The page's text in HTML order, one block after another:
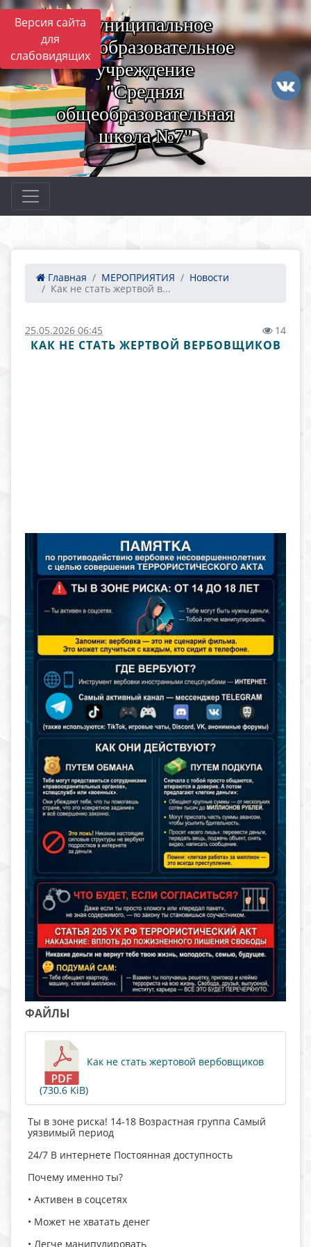
Версия сайта
для
слабовидящих
Муниципальное
общеобразовательное
учреждение
"Средняя
общеобразовательная
школа №7"
Главная МЕРОПРИЯТИЯ
Новости
Как не стать жертвой в...
25.05.2026 06:45 14
КАК НЕ СТАТЬ ЖЕРТВОЙ ВЕРБОВЩИКОВ
ФАЙЛЫ
Как не стать жертовой вербовщиков
(730.6 KiB)
Ты в зоне риска! 14-18 Возрастная группа Самый
уязвимый период
24/7 В интернете Постоянная доступность
Почему именно ты?
• Активен в соцсетях
• Может не хватать денег
• Легче манипулировать